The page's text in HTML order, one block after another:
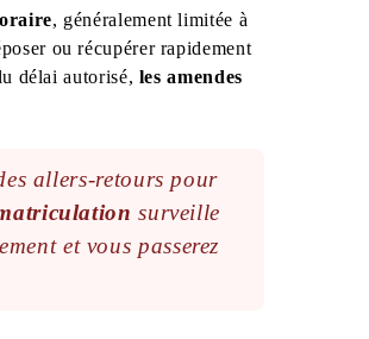
, généralement limitée à
ou récupérer rapidement
délai autorisé, les amendes
allers-retours pour
surveille
et vous passerez